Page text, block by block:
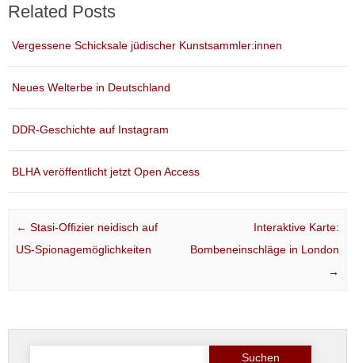
Related Posts
Vergessene Schicksale jüdischer Kunstsammler:innen
Neues Welterbe in Deutschland
DDR-Geschichte auf Instagram
BLHA veröffentlicht jetzt Open Access
Post navigation
← Stasi-Offizier neidisch auf
US-Spionagemöglichkeiten
Interaktive Karte:
Bombeneinschläge in London
→
Suche